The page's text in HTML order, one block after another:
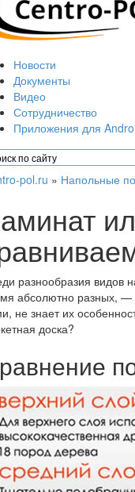
Новости
Документы
Видео
Сотрудничество
Приложения для
pol.ru » Напольные
разнообразия видов
абсолютно разных, —
не знает их
доска?